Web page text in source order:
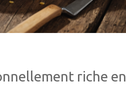
riche en